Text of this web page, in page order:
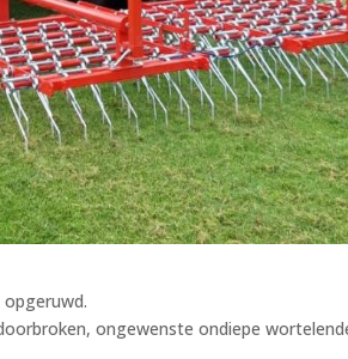
ongewenste ondiepe